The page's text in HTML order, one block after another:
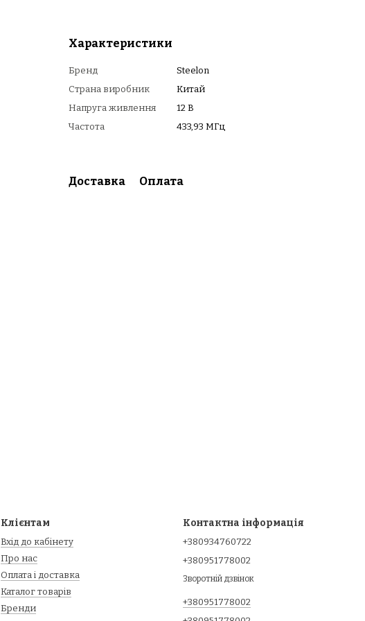
Характеристики
Бренд
Steelon
Страна виробник
Китай
Напруга живлення
12 В
Частота
433,93 МГц
Доставка Оплата
Клієнтам
Вхід до кабінету
Про нас
Оплата і доставка
Каталог товарів
Бренди
Контактна інформація
+380934760722
+380951778002
Зворотній дзвінок
+380951778002